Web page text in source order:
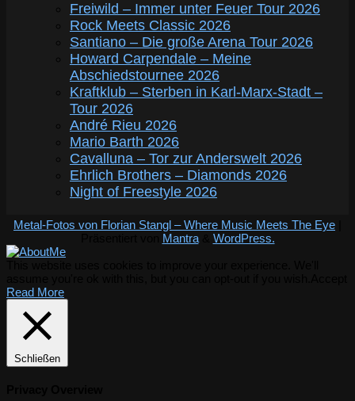
Freiwild – Immer unter Feuer Tour 2026
Rock Meets Classic 2026
Santiano – Die große Arena Tour 2026
Howard Carpendale – Meine
Abschiedstournee 2026
Kraftklub – Sterben in Karl-Marx-Stadt –
Tour 2026
André Rieu 2026
Mario Barth 2026
Cavalluna – Tor zur Anderswelt 2026
Ehrlich Brothers – Diamonds 2026
Night of Freestyle 2026
Metal-Fotos von Florian Stangl – Where Music Meets The Eye
Mantra& WordPress.
Read More
Schließen